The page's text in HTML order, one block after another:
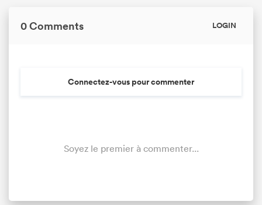
0 Comments LOGIN
Connectez-vous pour commenter
Soyez le premier à commenter...